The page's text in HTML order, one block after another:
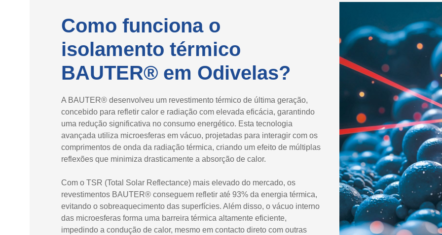
Como funciona o
isolamento térmico
BAUTER® em Odivelas?
A BAUTER® desenvolveu um revestimento térmico de última geração,
concebido para refletir calor e radiação com elevada eficácia, garantindo
uma redução significativa no consumo energético. Esta tecnologia
avançada utiliza microesferas em vácuo, projetadas para interagir com os
comprimentos de onda da radiação térmica, criando um efeito de múltiplas
reflexões que minimiza drasticamente a absorção de calor.
Com o TSR (Total Solar Reflectance) mais elevado do mercado, os
revestimentos BAUTER® conseguem refletir até 93% da energia térmica,
evitando o sobreaquecimento das superfícies. Além disso, o vácuo interno
das microesferas forma uma barreira térmica altamente eficiente,
impedindo a condução de calor, mesmo em contacto direto com outras